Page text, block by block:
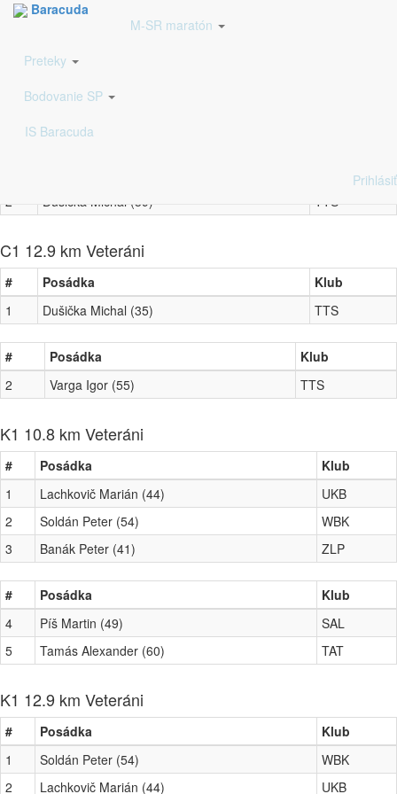
Baracuda
M-SR maratón
Preteky
Bodovanie SP
IS Baracuda
Prihlásiť
Prihlásení pretekári na M-SR maratón
C1 10.8 km Veteráni
Posádka
Varga Igor (51)
2
Dušička Michal (39) TTS
C1 12.9 km Veteráni
# Posádka
Klub
1
Dušička Michal (35) TTS
# Posádka
Klub
2
Varga Igor (55) TTS
K1 10.8 km Veteráni
# Posádka
Klub
1
Lachkovič Marián (44)
UKB
2
Soldán Peter (54)
WBK
3
Banák Peter (41) ZLP
# Posádka
Klub
4
Píš Martin (49)
SAL
5
Tamás Alexander (60) TAT
K1 12.9 km Veteráni
# Posádka
Klub
1
Soldán Peter (54)
WBK
2
Lachkovič Marián (44) UKB